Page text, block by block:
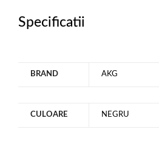
Specificatii
BRAND AKG
CULOARE NEGRU